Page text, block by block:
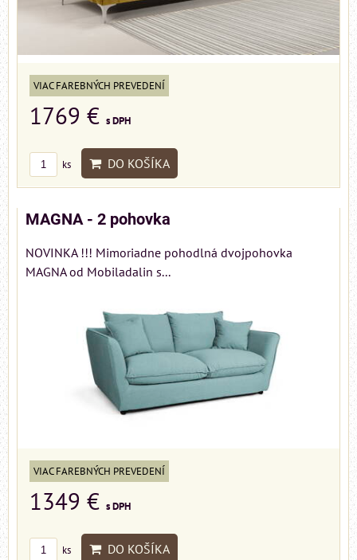
VIAC FAREBNÝCH PREVEDENÍ
1769 € s DPH
ks DO KOŠÍKA
MAGNA - 2 pohovka
NOVINKA !!! Mimoriadne pohodlná dvojpohovka
MAGNA od Mobiladalin s...
VIAC FAREBNÝCH PREVEDENÍ
1349 € s DPH
ks DO KOŠÍKA